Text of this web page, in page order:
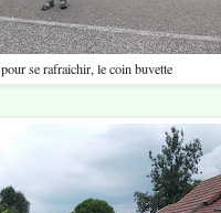
pour se rafraichir, le coin buvette